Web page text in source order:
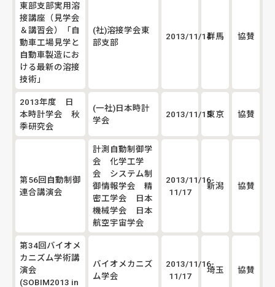
東部支部実用溶
接講座（見学会
＆講習会）「自
動車工場見学と
自動車製造にお
ける最新の溶接
技術」
(社)溶接学会東
部支部
2013/11/14群馬 協賛
2013年度 日
本時計学会 秋
季研究会
(一社)日本時計
学会
2013/11/15東京 協賛
第56回自動制御
連合講演会
計測自動制御学
会 化学工学
会 システム制
御情報学会 精
密工学会 日本
機械学会 日本
航空宇宙学会
2013/11/16-
11/17
新潟 協賛
第34回バイオメ
カニズム学術講
演会
(SOBIM2013 in
バイオメカニズ
ム学会
2013/11/16-
11/17
埼玉 協賛